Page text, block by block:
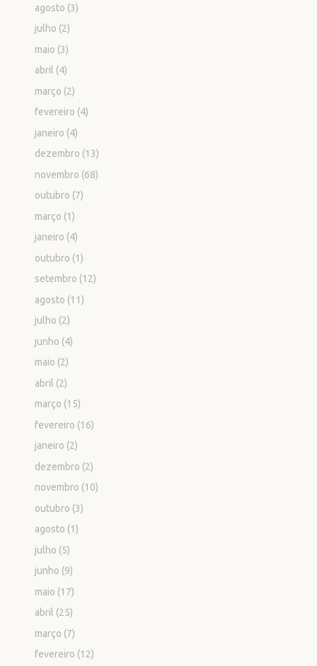
agosto (3)
julho (2)
maio (3)
abril (4)
março (2)
fevereiro (4)
janeiro (4)
dezembro (13)
novembro (68)
outubro (7)
março (1)
janeiro (4)
outubro (1)
setembro (12)
agosto (11)
julho (2)
junho (4)
maio (2)
abril (2)
março (15)
fevereiro (16)
janeiro (2)
dezembro (2)
novembro (10)
outubro (3)
agosto (1)
julho (5)
junho (9)
maio (17)
abril (25)
março (7)
fevereiro (12)